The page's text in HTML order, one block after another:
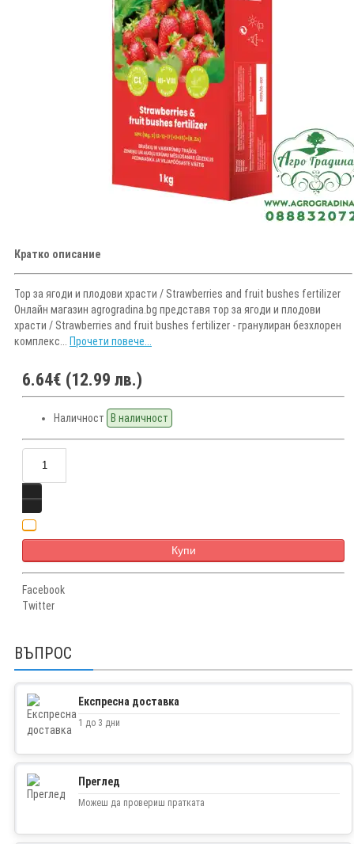
Кратко описание
Тор за ягоди и плодови храсти / Strawberries and fruit bushes fertilizer
Онлайн магазин agrogradina.bg представя тор за ягоди и плодови
храсти / Strawberries and fruit bushes fertilizer - гранулиран безхлорен
комплекс... Прочети повече...
6.64€ (12.99 лв.)
Наличност В наличност
Купи
Facebook
Twitter
ВЪПРОС
Експресна доставка
1 до 3 дни
Преглед
Можеш да провериш пратката